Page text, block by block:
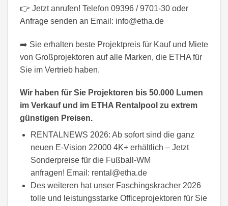
👉 Jetzt anrufen! Telefon 09396 / 9701-30 oder
Anfrage senden an Email: info@etha.de
➡️ Sie erhalten beste Projektpreis für Kauf und Miete
von Großprojektoren auf alle Marken, die ETHA für
Sie im Vertrieb haben.
Wir haben für Sie Projektoren bis 50.000 Lumen
im Verkauf und im ETHA Rentalpool zu extrem
günstigen Preisen.
RENTALNEWS 2026: Ab sofort sind die ganz
neuen E-Vision 22000 4K+ erhältlich – Jetzt
Sonderpreise für die Fußball-WM
anfragen! Email: rental@etha.de
Des weiteren hat unser Faschingskracher 2026
tolle und leistungsstarke Officeprojektoren für Sie